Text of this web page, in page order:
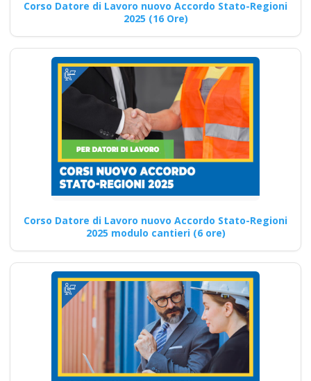
pratica muletto gru
mobili trattore
macchine agicole
industriali
Formazione del datore di
lavoro: corsi mirati alla
sicurezza e alla prevenzione…
Continua
Corso di pronto
intervento in caso di
avvelenamento in
una pasticceria
corso formatore rspp
datore lavoratori
rischio basso medio
alto
Corso Datore di Lavoro nuovo Accordo Stato-Regioni
2025 (16 Ore)
Corso Datore di Lavoro nuovo Accordo Stato-Regioni
2025 modulo cantieri (6 ore)